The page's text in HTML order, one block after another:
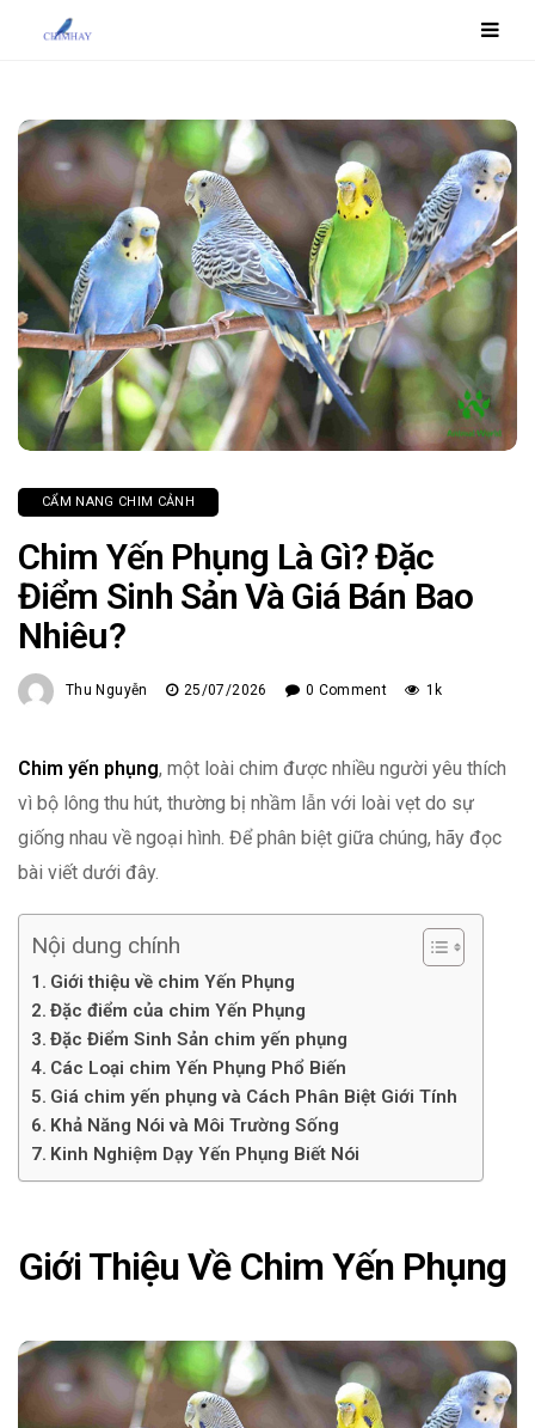
CẨM NANG CHIM CẢNH
Chim Yến Phụng Là Gì? Đặc
Điểm Sinh Sản Và Giá Bán Bao
Nhiêu?
Thu Nguyễn 25/07/2026 0 Comment 1k
Chim yến phụng, một loài chim được nhiều người yêu thích
vì bộ lông thu hút, thường bị nhầm lẫn với loài vẹt do sự
giống nhau về ngoại hình. Để phân biệt giữa chúng, hãy đọc
bài viết dưới đây.
Nội dung chính
Giới thiệu về chim Yến Phụng
Đặc điểm của chim Yến Phụng
Đặc Điểm Sinh Sản chim yến phụng
Các Loại chim Yến Phụng Phổ Biến
Giá chim yến phụng và Cách Phân Biệt Giới Tính
Khả Năng Nói và Môi Trường Sống
Kinh Nghiệm Dạy Yến Phụng Biết Nói
Giới Thiệu Về Chim Yến Phụng